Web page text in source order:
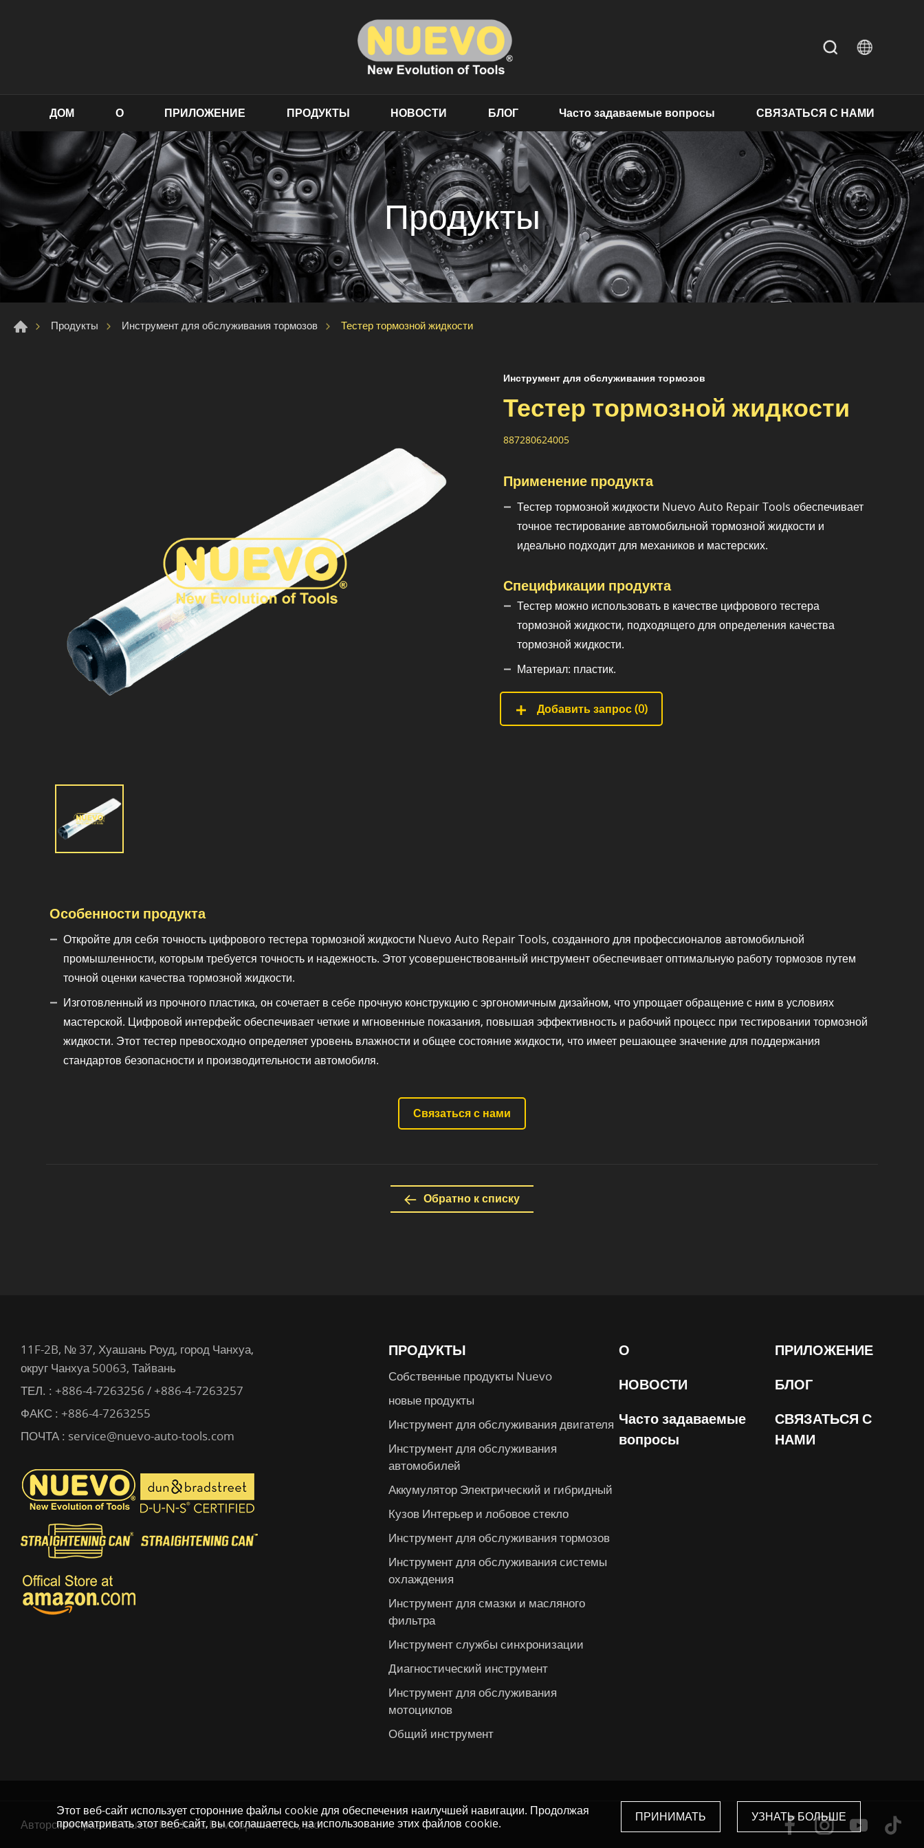
ДОМ О ПРИЛОЖЕНИЕ ПРОДУКТЫ НОВОСТИ БЛОГ Часто задаваемые вопросы СВЯЗАТЬСЯ С НАМИ
Продукты
Продукты Инструмент для обслуживания тормозов Тестер тормозной жидкости
Инструмент для обслуживания тормозов
Тестер тормозной жидкости
887280624005
Применение продукта
Тестер тормозной жидкости Nuevo Auto Repair Tools обеспечивает
точное тестирование автомобильной тормозной жидкости и
идеально подходит для механиков и мастерских.
Спецификации продукта
Тестер можно использовать в качестве цифрового тестера
тормозной жидкости, подходящего для определения качества
тормозной жидкости.
Материал: пластик.
Добавить запрос (0)
Особенности продукта
Откройте для себя точность цифрового тестера тормозной жидкости Nuevo Auto Repair Tools, созданного для профессионалов автомобильной
промышленности, которым требуется точность и надежность. Этот усовершенствованный инструмент обеспечивает оптимальную работу тормозов путем
точной оценки качества тормозной жидкости.
Изготовленный из прочного пластика, он сочетает в себе прочную конструкцию с эргономичным дизайном, что упрощает обращение с ним в условиях
мастерской. Цифровой интерфейс обеспечивает четкие и мгновенные показания, повышая эффективность и рабочий процесс при тестировании тормозной
жидкости. Этот тестер превосходно определяет уровень влажности и общее состояние жидкости, что имеет решающее значение для поддержания
стандартов безопасности и производительности автомобиля.
Связаться с нами
Обратно к списку
Этот веб-сайт использует сторонние файлы cookie для обеспечения наилучшей навигации. Продолжая
просматривать этот веб-сайт, вы соглашаетесь на использование этих файлов cookie.
ПРИНИМАТЬ УЗНАТЬ БОЛЬШЕ
ПРОДУКТЫ
Собственные продукты Nuevo
новые продукты
Инструмент для обслуживания двигателя
Инструмент для обслуживания
автомобилей
Аккумулятор Электрический и гибридный
Кузов Интерьер и лобовое стекло
Инструмент для обслуживания тормозов
Инструмент для обслуживания системы
охлаждения
Инструмент для смазки и масляного
фильтра
Инструмент службы синхронизации
Диагностический инструмент
Инструмент для обслуживания
мотоциклов
Общий инструмент
О
ПРИЛОЖЕНИЕ
НОВОСТИ
БЛОГ
Часто задаваемые
вопросы
СВЯЗАТЬСЯ С
НАМИ
11F-2B, № 37, Хуашань Роуд, город Чанхуа,
округ Чанхуа 50063, Тайвань
ТЕЛ. : +886-4-7263256 / +886-4-7263257
ФАКС : +886-4-7263255
ПОЧТА : service@nuevo-auto-tools.com
Авторское право © Nuevo Products Development Co., Ltd.